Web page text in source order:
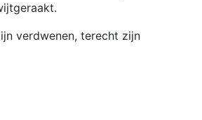
verdwenen, terecht zijn